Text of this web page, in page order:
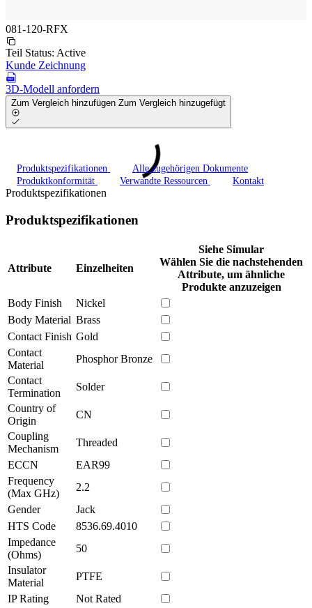
081-120-RFX
Teil Status: Active
Kunde Zeichnung
3D-Modell anfordern
Zum Vergleich hinzufügen Zum Vergleich hinzugefügt
Produktspezifikationen
Alle zugehörigen Dokumente
Produktkonformität
Verwandte Ressourcen Kontakt
Produktspezifikationen
Produktspezifikationen
Attribute Einzelheiten
Siehe Simular
Wählen Sie die nachstehenden
Attribute, um ähnliche
Produkte anzuzeigen
Body Finish
Nickel
Body Material Brass
Contact Finish Gold
Contact
Material
Phosphor Bronze
Contact
Termination
Solder
Country of
Origin
CN
Coupling
Mechanism
Threaded
ECCN
EAR99
Frequency
(Max GHz)
2.2
Gender
Jack
HTS Code
8536.69.4010
Impedance
(Ohms)
50
Insulator
Material
PTFE
IP Rating
Not Rated